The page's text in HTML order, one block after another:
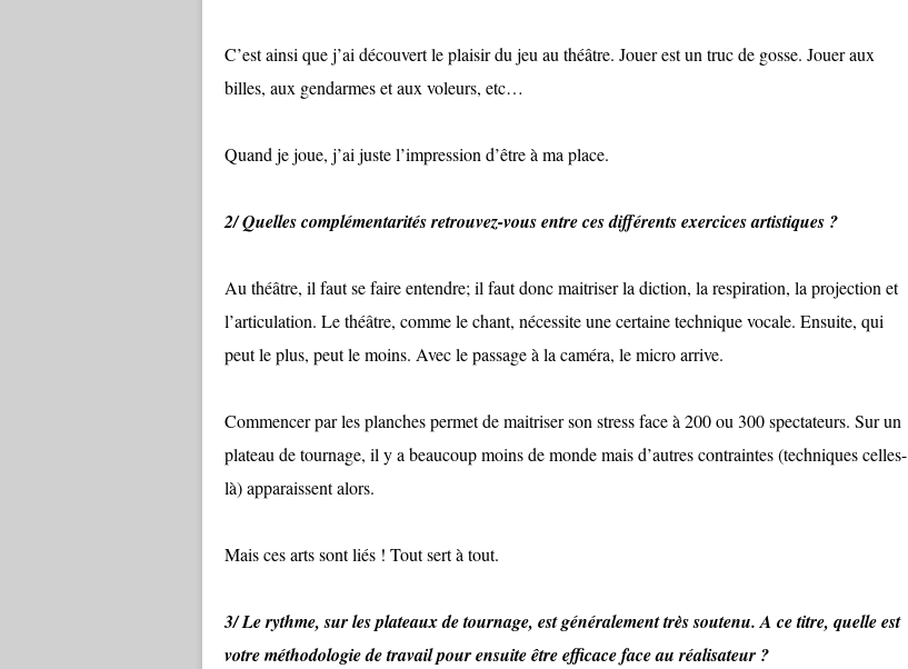
C’est ainsi que j’ai découvert le plaisir du jeu au théâtre. Jouer est un truc de gosse. Jouer aux
billes, aux gendarmes et aux voleurs, etc…
Quand je joue, j’ai juste l’impression d’être à ma place.
2/ Quelles complémentarités retrouvez-vous entre ces différents exercices artistiques ?
Au théâtre, il faut se faire entendre; il faut donc maitriser la diction, la respiration, la projection et
l’articulation. Le théâtre, comme le chant, nécessite une certaine technique vocale. Ensuite, qui
peut le plus, peut le moins. Avec le passage à la caméra, le micro arrive.
Commencer par les planches permet de maitriser son stress face à 200 ou 300 spectateurs. Sur un
plateau de tournage, il y a beaucoup moins de monde mais d’autres contraintes (techniques celles-
là) apparaissent alors.
Mais ces arts sont liés ! Tout sert à tout.
3/ Le rythme, sur les plateaux de tournage, est généralement très soutenu. A ce titre, quelle est
votre méthodologie de travail pour ensuite être efficace face au réalisateur ?